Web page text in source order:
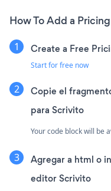
How To Add a
Create a Free
Start for free now
Copie el
para Scrivito
Your code block will be
Agregar a html o
editor Scrivito